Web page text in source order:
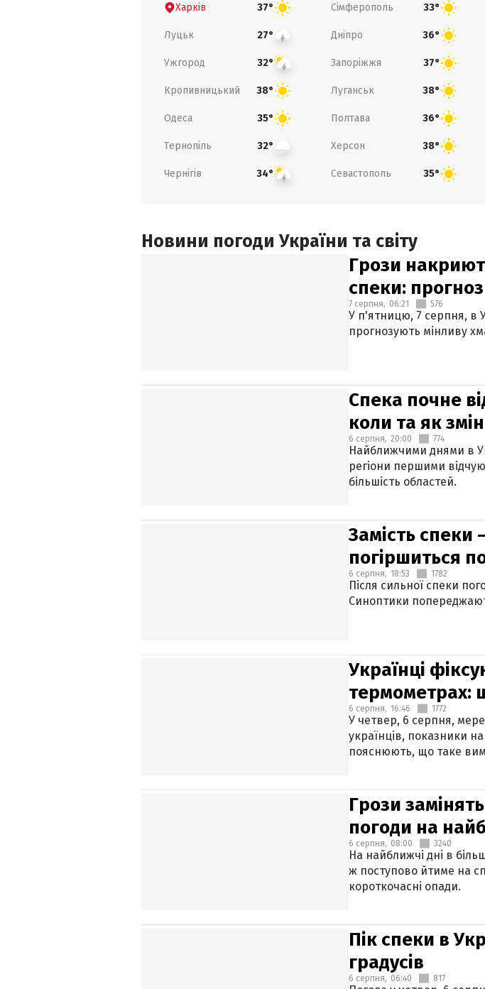
Харків 37° Сімферополь 33°
Луцьк 27° Дніпро 36°
Ужгород 32° Запоріжжя 37°
Кропивницький 38° Луганськ 38°
Одеса 35° Полтава 36°
Тернопіль 32° Херсон 38°
Чернігів 34° Севастополь 35°
Новини погоди України та світу
Грози
спеки:
7 серпня, 06:21 576
У п'ятницю, 7 серпня, в
прогнозують мінливу
Спека почне
коли та як
6 серпня, 20:00 774
Найближчими днями в
регіони першими
більшість областей.
Замість спеки
погіршиться
6 серпня, 18:53 1782
Після сильної спеки
Синоптики
Українці
термометрах:
6 серпня, 16:46 1772
У четвер, 6 серпня,
українців, показники
пояснюють, що таке
Грози
погоди на
6 серпня, 08:00 3240
На найближчі дні в
ж поступово йтиме на
короткочасні опади.
Пік спеки в
градусів
6 серпня, 06:40 817